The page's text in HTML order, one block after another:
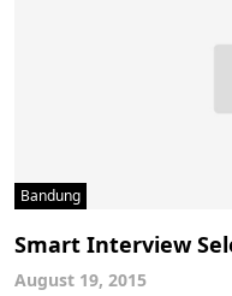
Bandung
Smart Interview
August 19, 2015